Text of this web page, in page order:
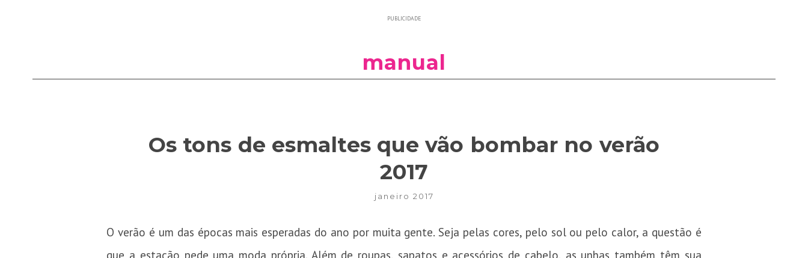
PUBLICIDADE
manual
Os tons de esmaltes que vão bombar no verão
2017
janeiro 2017
O verão é um das épocas mais esperadas do ano por muita gente. Seja pelas cores, pelo sol ou pelo calor, a questão é